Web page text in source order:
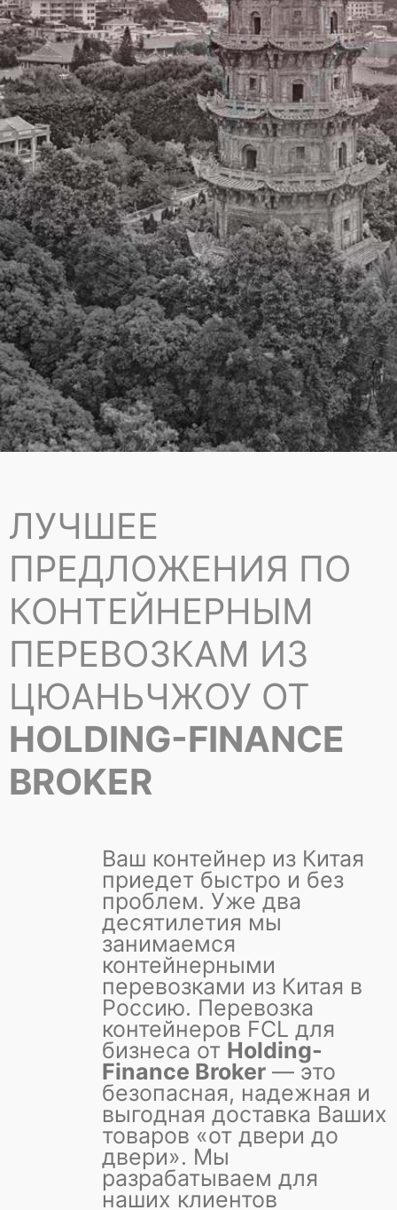
ЛУЧШЕЕ
ПРЕДЛОЖЕНИЯ ПО
КОНТЕЙНЕРНЫМ
ПЕРЕВОЗКАМ ИЗ
ЦЮАНЬЧЖОУ ОТ
HOLDING-FINANCE
BROKER
Ваш контейнер из Китая
приедет быстро и без
проблем. Уже два
десятилетия мы
занимаемся
контейнерными
перевозками из Китая в
Россию. Перевозка
контейнеров FCL для
бизнеса от Holding-
Finance Broker — это
безопасная, надежная и
выгодная доставка Ваших
товаров «от двери до
двери». Мы
разрабатываем для
наших клиентов